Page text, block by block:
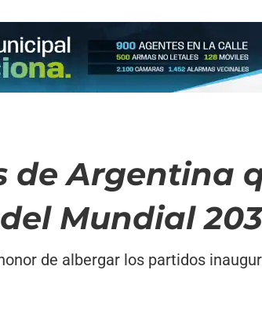
de Argentina
Mundial
de albergar los partidos